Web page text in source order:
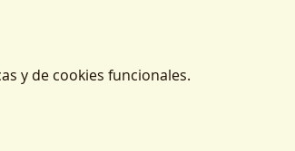
y de cookies funcionales.